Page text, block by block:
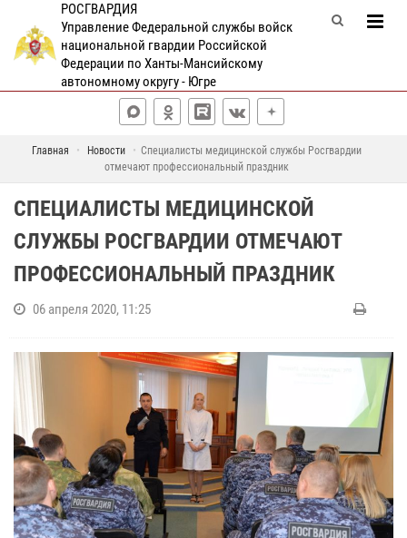
РОСГВАРДИЯ
Управление Федеральной службы войск
национальной гвардии Российской
Федерации по Ханты-Мансийскому
автономному округу - Югре
Главная Новости
Специалисты медицинской службы Росгвардии
отмечают профессиональный праздник
СПЕЦИАЛИСТЫ МЕДИЦИНСКОЙ
СЛУЖБЫ РОСГВАРДИИ ОТМЕЧАЮТ
ПРОФЕССИОНАЛЬНЫЙ ПРАЗДНИК
06 апреля 2020, 11:25